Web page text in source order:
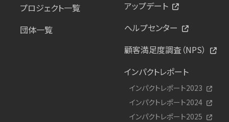
プロジェクト一覧
団体一覧
アップデート
ヘルプセンター
顧客満足度調査（NPS）
インパクトレポート
インパクトレポート2023
インパクトレポート2024
インパクトレポート2025